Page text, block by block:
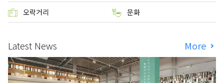
오락거리 문화
Latest News More